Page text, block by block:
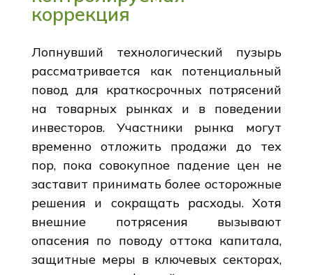
коррекция
Лопнувший технологический пузырь
рассматривается как потенциальный
повод для краткосрочных потрясений
на товарных рынках и в поведении
инвесторов. Участники рынка могут
временно отложить продажи до тех
пор, пока совокупное падение цен не
заставит принимать более осторожные
решения и сокращать расходы. Хотя
внешние потрясения вызывают
опасения по поводу оттока капитала,
защитные меры в ключевых секторах,